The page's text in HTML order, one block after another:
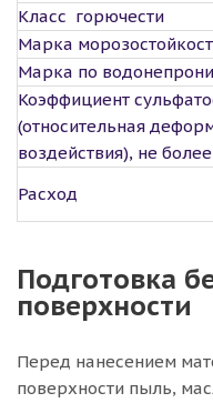
Класс горючести
Марка
Марка по
Коэффициент
(относительная
воздействия), не более
Расход
Подготовка
поверхности
Перед нанесением
поверхности пыль,